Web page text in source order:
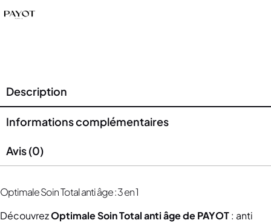
Description
Informations complémentaires
Avis (0)
Optimale Soin Total anti âge : 3 en 1
DécouvrezOptimale Soin Total anti âge de PAYOT: anti